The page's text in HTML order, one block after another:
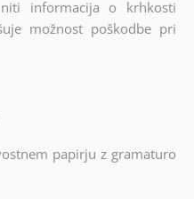
informacija o krhkosti
možnost poškodbe pri
papirju z gramaturo